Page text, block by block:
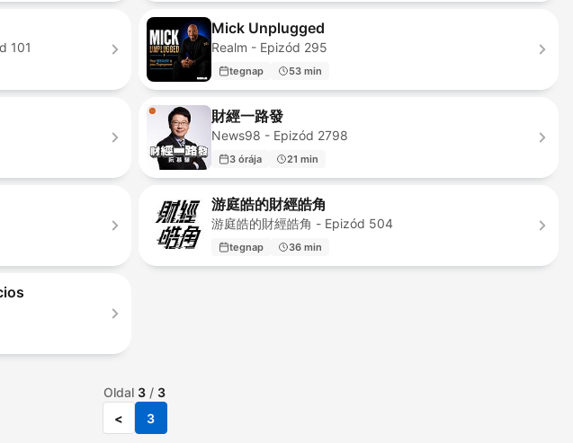
101
Mick Unplugged
Realm - Epizód 295
tegnap 53 min
財經一路發
News98 - Epizód 2798
3 órája 21 min
游庭皓的財經皓角
游庭皓的財經皓角 - Epizód 504
tegnap 36 min
Oldal 3 / 3
<
3